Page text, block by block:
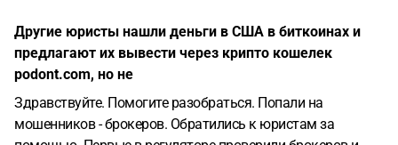
Другие юристы нашли деньги в США в биткоинах и
предлагают их вывести через крипто кошелек
podont.com, но не
Здравствуйте. Помогите разобраться. Попали на
мошенников - брокеров. Обратились к юристам за